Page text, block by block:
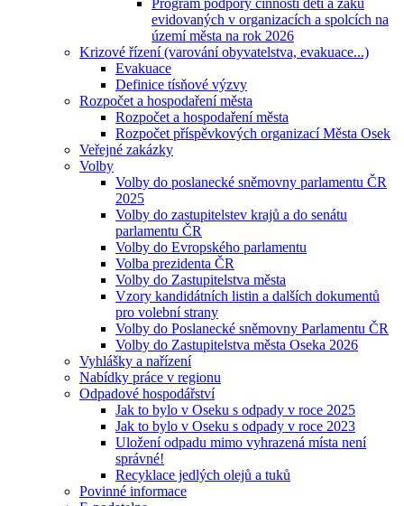
Program podpory činnosti dětí a žáků
evidovaných v organizacích a spolcích na
území města na rok 2026
Krizové řízení (varování obyvatelstva, evakuace...)
Evakuace
Definice tísňové výzvy
Rozpočet a hospodaření města
Rozpočet a hospodaření města
Rozpočet příspěvkových organizací Města Osek
Veřejné zakázky
Volby
Volby do poslanecké sněmovny parlamentu ČR
2025
Volby do zastupitelstev krajů a do senátu
parlamentu ČR
Volby do Evropského parlamentu
Volba prezidenta ČR
Volby do Zastupitelstva města
Vzory kandidátních listin a dalších dokumentů
pro volební strany
Volby do Poslanecké sněmovny Parlamentu ČR
Volby do Zastupitelstva města Oseka 2026
Vyhlášky a nařízení
Nabídky práce v regionu
Odpadové hospodářství
Jak to bylo v Oseku s odpady v roce 2025
Jak to bylo v Oseku s odpady v roce 2023
Uložení odpadu mimo vyhrazená místa není
správné!
Recyklace jedlých olejů a tuků
Povinné informace